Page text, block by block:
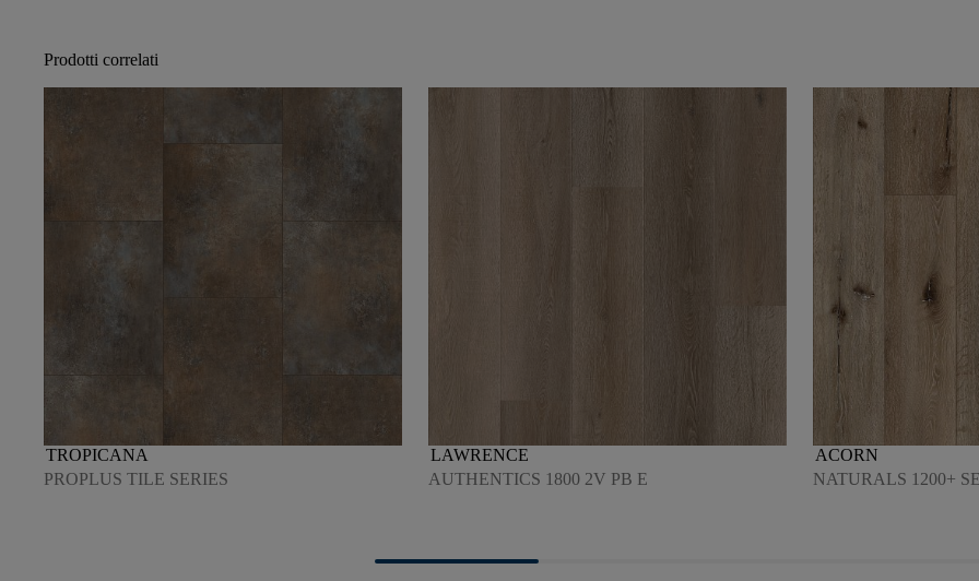
Prodotti correlati
TROPICANA
PROPLUS TILE SERIES
LAWRENCE
AUTHENTICS 1800 2V PB E
ACORN
NATURALS 1200+